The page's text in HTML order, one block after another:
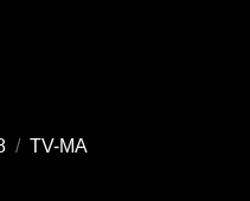
/ TV-MA